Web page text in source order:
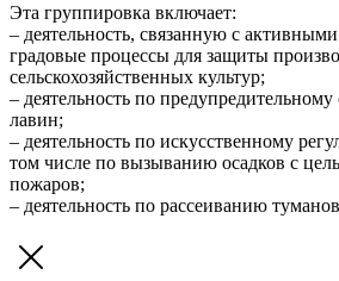
Эта группировка включает:
– деятельность, связанную с
градовые процессы для защиты
сельскохозяйственных культур;
– деятельность по
лавин;
– деятельность по искусственному
том числе по вызыванию осадков с
пожаров;
– деятельность по рассеиванию